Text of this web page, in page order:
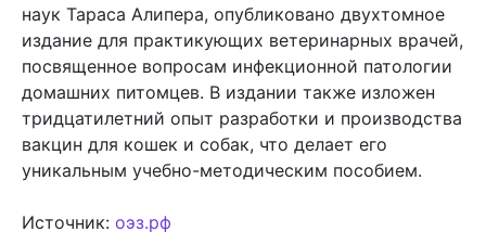
наук Тараса Алипера, опубликовано двухтомное
издание для практикующих ветеринарных врачей,
посвященное вопросам инфекционной патологии
домашних питомцев. В издании также изложен
тридцатилетний опыт разработки и производства
вакцин для кошек и собак, что делает его
уникальным учебно-методическим пособием.
Источник: оэз.рф